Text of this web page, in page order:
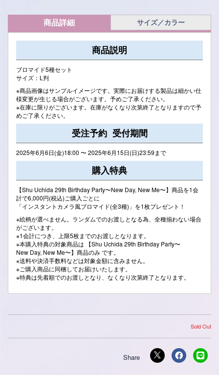
商品詳細 サイズ／カラー
商品説明
ブロマイド5種セット
サイズ：L判
※商品画像はサンプルイメージです。実際にお届けする製品は細かい仕
様変更が生じる場合がございます。予めご了承ください。
※在庫に限りがございます。在庫がなくなり次第終了となりますので予
めご了承ください。
受注予約 受付期間
2025年6月6日(金)18:00 〜 2025年6月15日(日)23:59まで
購入特典
【Shu Uchida 29th Birthday Party〜New Day, New Me〜】商品を1会
計で6,000円(税込)ご購入ごとに
「インスタントカメラ風ブロマイド(全3種)」を1枚プレゼント！
※絵柄が選べません。ランダムでのお渡しとなる為、全種揃わない場合
がございます。
※1会計につき、上限5枚までのお渡しとなります。
※本購入特典の対象商品は 【Shu Uchida 29th Birthday Party〜
New Day, New Me〜】商品のみ です。
※送料や決済手数料などは対象金額に含みません。
※ご購入商品に同梱してお届けいたします。
※特典は先着順でのお渡しとなり、なくなり次第終了となります。
Sold Out